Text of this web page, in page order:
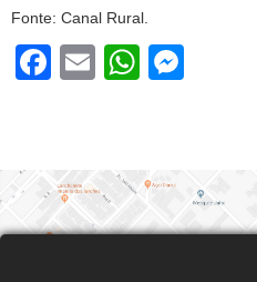
Fonte: Canal Rural.
Facebook
Email